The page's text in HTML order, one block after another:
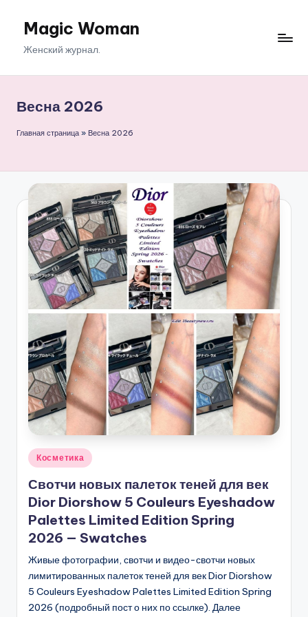
ПерейтиMagic Woman
Женский журнал.
Весна 2026
Главная страница » Весна 2026
Опубликовано
Косметика
Свотчи новых палеток теней для век
Dior Diorshow 5 Couleurs Eyeshadow
Palettes Limited Edition Spring
2026 — Swatches
Живые фотографии, свотчи и видео-свотчи новых
лимитированных палеток теней для век Dior Diorshow
5 Couleurs Eyeshadow Palettes Limited Edition Spring
2026 (подробный пост о них по ссылке). Далее